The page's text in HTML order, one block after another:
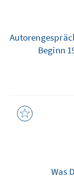
Beginn
Was